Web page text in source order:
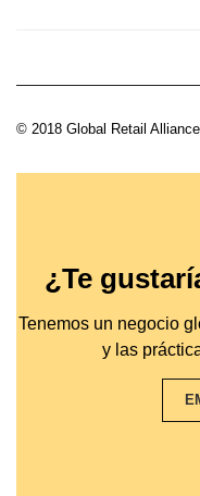
© 2018 Global Retail
¿Te
Tenemos un negocio
y las